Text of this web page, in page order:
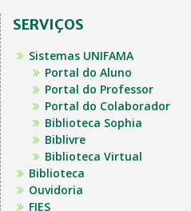
SERVIÇOS
Sistemas UNIFAMA
Portal do Aluno
Portal do Professor
Portal do Colaborador
Biblioteca Sophia
Biblivre
Biblioteca Virtual
Biblioteca
Ouvidoria
FIES